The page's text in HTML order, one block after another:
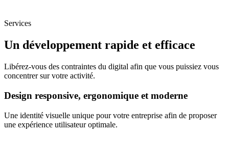
Services
Un développement rapide et efficace
Libérez-vous des contraintes du digital afin que vous puissiez vous
concentrer sur votre activité.
Design responsive, ergonomique et moderne
Une identité visuelle unique pour votre entreprise afin de proposer
une expérience utilisateur optimale.